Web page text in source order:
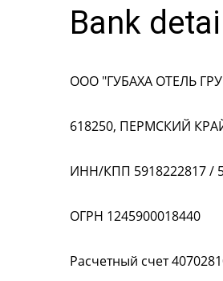
Bank
ООО "ГУБАХА ОТЕЛЬ
618250, ПЕРМСКИЙ
ИНН/КПП 5918222817 /
ОГРН 1245900018440
Расчетный счет